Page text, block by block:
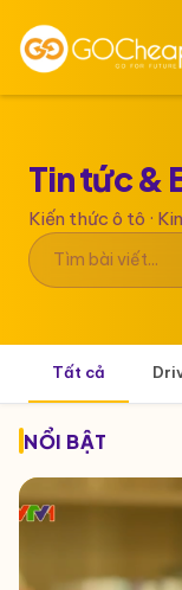
Tin tức &
Kiến thức ô tô ·
Tất cả
NỔI BẬT